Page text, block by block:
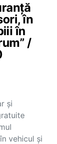
în
în
/
și
vehicul și